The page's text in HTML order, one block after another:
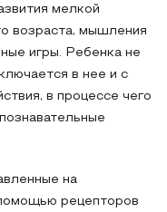
мелкой
возраста, мышления
игры. Ребенка не
в нее и с
в процессе чего
на
рецепторов